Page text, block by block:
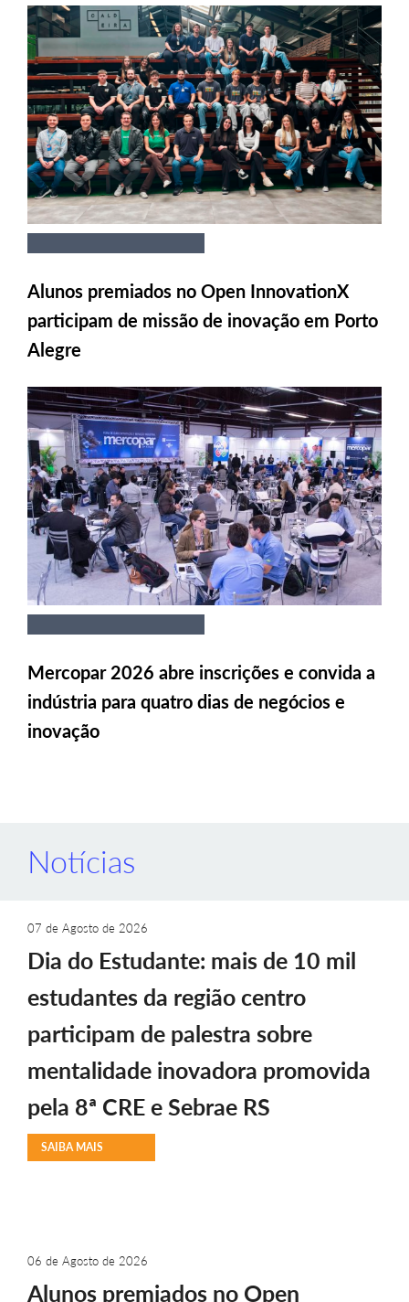
Alunos premiados no Open InnovationX
participam de missão de inovação em Porto
Alegre
Mercopar 2026 abre inscrições e convida a
indústria para quatro dias de negócios e
inovação
Notícias
07 de Agosto de 2026
Dia do Estudante: mais de 10 mil
estudantes da região centro
participam de palestra sobre
mentalidade inovadora promovida
pela 8ª CRE e Sebrae RS
SAIBA MAIS
06 de Agosto de 2026
Alunos premiados no Open